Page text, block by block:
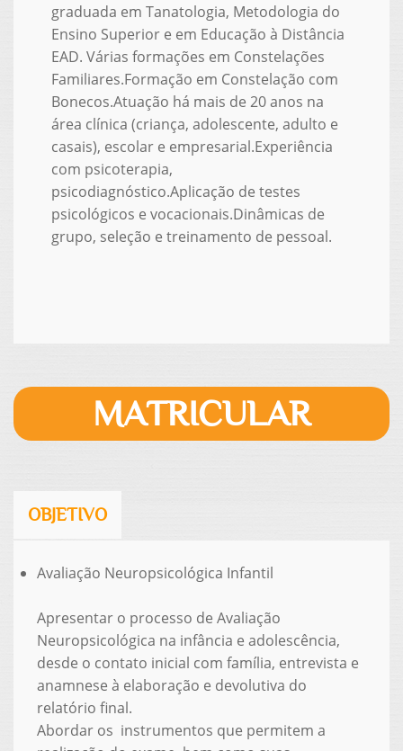
graduada em Tanatologia, Metodologia do
Ensino Superior e em Educação à Distância
EAD. Várias formações em Constelações
Familiares.Formação em Constelação com
Bonecos.Atuação há mais de 20 anos na
área clínica (criança, adolescente, adulto e
casais), escolar e empresarial.Experiência
com psicoterapia,
psicodiagnóstico.Aplicação de testes
psicológicos e vocacionais.Dinâmicas de
grupo, seleção e treinamento de pessoal.
MATRICULAR
OBJETIVO
Avaliação Neuropsicológica Infantil
Apresentar o processo de Avaliação
Neuropsicológica na infância e adolescência,
desde o contato inicial com família, entrevista e
anamnese à elaboração e devolutiva do
relatório final.
Abordar os instrumentos que permitem a